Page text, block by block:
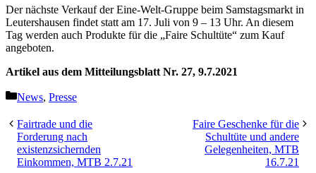
Der nächste Verkauf der Eine-Welt-Gruppe beim Samstagsmarkt in
Leutershausen findet statt am 17. Juli von 9 – 13 Uhr. An diesem
Tag werden auch Produkte für die „Faire Schultüte“ zum Kauf
angeboten.
Artikel aus dem Mitteilungsblatt Nr. 27, 9.7.2021
Kategorien
News, Presse
Fairtrade und die
Forderung nach
existenzsichernden
Einkommen, MTB 2.7.21
Faire Geschenke für die
Schultüte und andere
Gelegenheiten, MTB
16.7.21